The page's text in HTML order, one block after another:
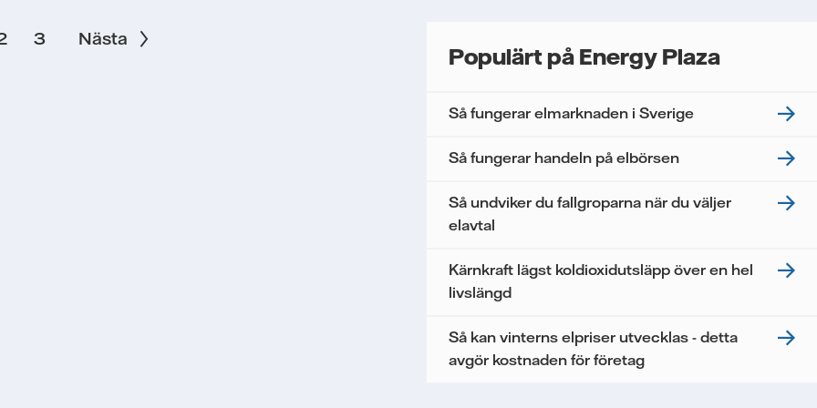
3 Nästa
Populärt på Energy Plaza
Så fungerar elmarknaden i Sverige
Så fungerar handeln på elbörsen
Så undviker du fallgroparna när du väljer
elavtal
Kärnkraft lägst koldioxidutsläpp över en hel
livslängd
Så kan vinterns elpriser utvecklas - detta
avgör kostnaden för företag